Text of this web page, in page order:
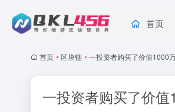
首页
首页 • 区块链 • 一投资者购买了价值1000
一投资者购买了价